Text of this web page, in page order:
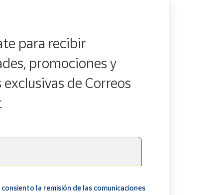
para recibir
promociones y
de Correos
la remisión de las comunicaciones